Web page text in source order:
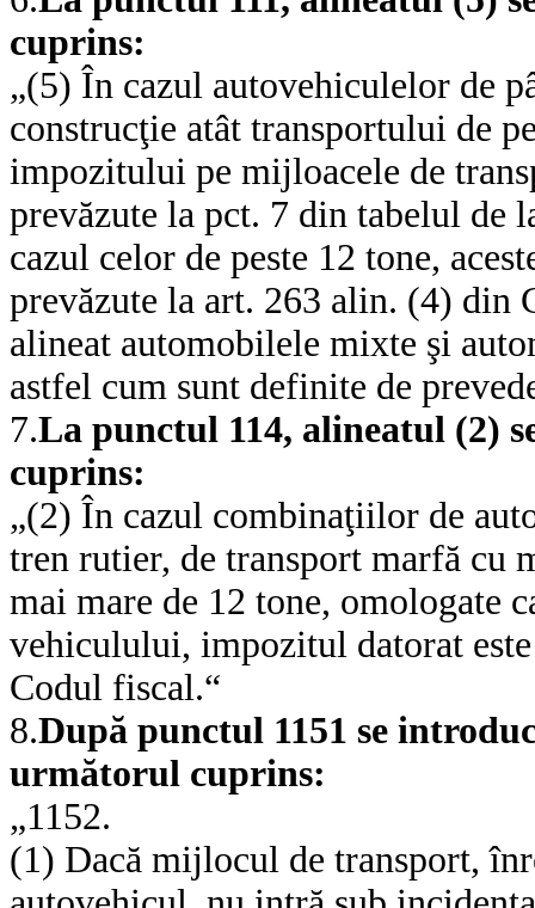
cuprins:
„(5) În cazul autovehiculelor de
construcţie atât transportului de
impozitului pe mijloacele de
prevăzute la pct. 7 din tabelul
cazul celor de peste 12 tone,
prevăzute la art. 263 alin. (4) din
alineat automobilele mixte şi
astfel cum sunt definite de
7.La punctul 114, alineatul (2)
cuprins:
„(2) În cazul combinaţiilor de
tren rutier, de transport marfă cu
mai mare de 12 tone, omologate
vehiculului, impozitul datorat
Codul fiscal.“
8.După punctul 1151 se
următorul cuprins:
„1152.
(1) Dacă mijlocul de transport,